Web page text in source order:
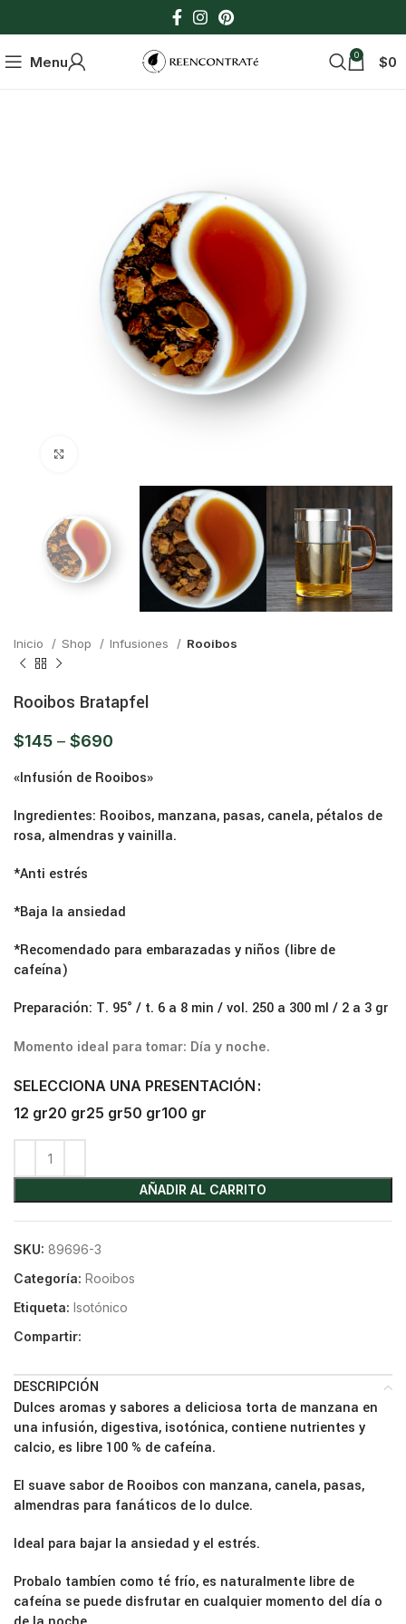
Menu 0 $0
Inicio Shop Infusiones Rooibos
Rooibos Bratapfel
$145 – $690
«Infusión de Rooibos»
Ingredientes: Rooibos, manzana, pasas, canela, pétalos de
rosa, almendras y vainilla.
*Anti estrés
*Baja la ansiedad
*Recomendado para embarazadas y niños (libre de
cafeína)
Preparación: T. 95° / t. 6 a 8 min / vol. 250 a 300 ml / 2 a 3 gr
Momento ideal para tomar: Día y noche.
SELECCIONA UNA PRESENTACIÓN
12 gr20 gr25 gr50 gr100 gr
AÑADIR AL CARRITO
SKU: 89696-3
Categoría: Rooibos
Etiqueta: Isotónico
Compartir:
DESCRIPCIÓN
Dulces aromas y sabores a deliciosa torta de manzana en
una infusión, digestiva, isotónica, contiene nutrientes y
calcio, es libre 100 % de cafeína.
El suave sabor de Rooibos con manzana, canela, pasas,
almendras para fanáticos de lo dulce.
Ideal para bajar la ansiedad y el estrés.
Probalo tambíen como té frío, es naturalmente libre de
cafeína se puede disfrutar en cualquier momento del día o